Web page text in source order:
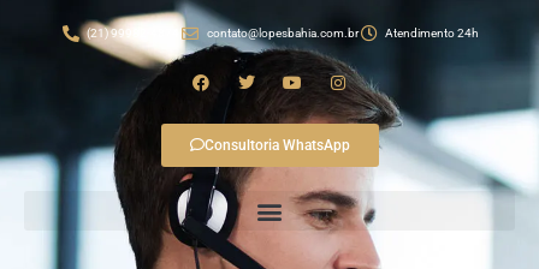
(21) 99982-4874 contato@lopesbahia.com.br Atendimento 24h
Consultoria WhatsApp